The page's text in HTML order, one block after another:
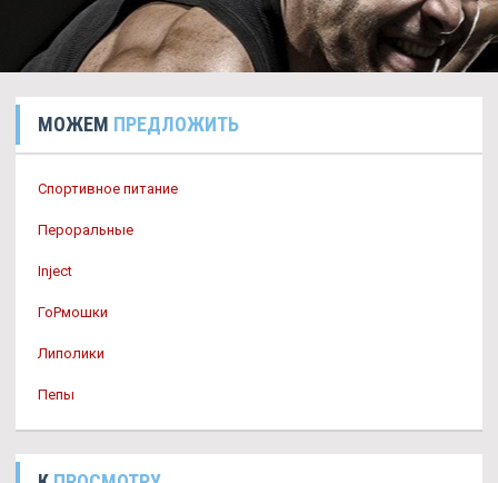
МОЖЕМ ПРЕДЛОЖИТЬ
Спортивное питание
Пероральные
Inject
ГоРмошки
Липолики
Пепы